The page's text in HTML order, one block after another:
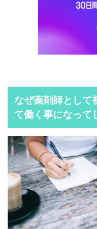
なぜ薬剤師として
て働く事になって